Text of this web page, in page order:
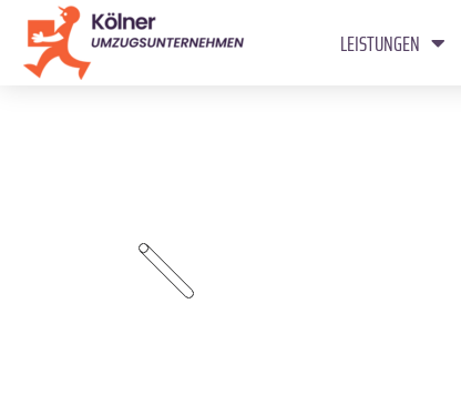
LEISTUNGEN